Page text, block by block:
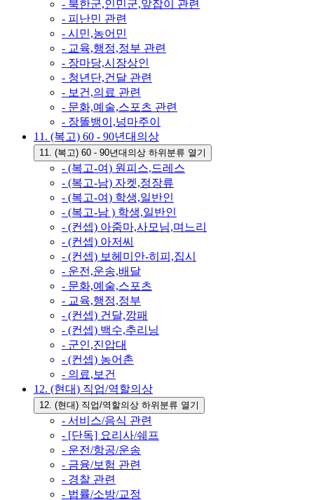
- 북한군,인민군,앞잡이 관련
- 피난민 관련
- 시민,농어민
- 교육,행정,정부 관련
- 장마당,시장상인
- 청년단,건달 관련
- 보건,의료 관련
- 문화,예술,스포츠 관련
- 장똘뱅이,넝마주이
11. (복고) 60 - 90년대의상
11. (복고) 60 - 90년대의상 하위분류 열기
- (복고-여) 원피스,드레스
- (복고-남) 자켓,정장류
- (복고-여) 학생,일반인
- (복고-남 ) 학생,일반인
- (컨셉) 아줌마,사모님,며느리
- (컨셉) 아저씨
- (컨셉) 보헤미안-히피,집시
- 운전,운송,배달
- 문화,예술,스포츠
- 교육,행정,정부
- (컨셉) 건달,깡패
- (컨셉) 백수,추리닝
- 군인,진압대
- (컨셉) 농어촌
- 의료,보건
12. (현대) 직업/역할의상
12. (현대) 직업/역할의상 하위분류 열기
- 서비스/음식 관련
- [단독] 요리사/쉐프
- 운전/항공/운송
- 금융/보험 관련
- 경찰 관련
- 법률/소방/교정